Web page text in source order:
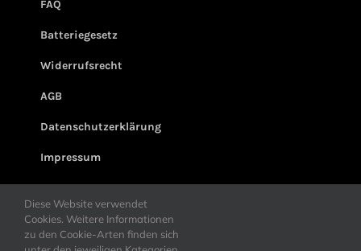
FAQ
Batteriegesetz
Widerrufsrecht
AGB
Datenschutzerklärung
Impressum
Diese Website verwendet
Cookies. Weitere Informationen
zu den Cookie-Arten finden sich